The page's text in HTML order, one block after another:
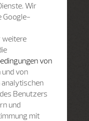
Wir
Google-
weitere
von
und von
Benutzers
und
mit